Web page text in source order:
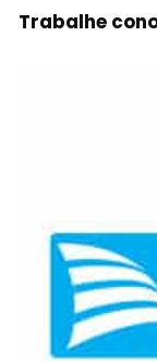
Trabalhe